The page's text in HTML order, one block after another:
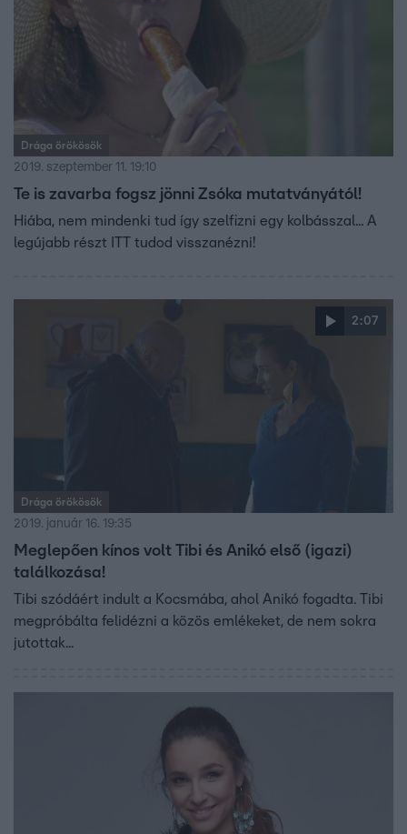
Drága örökösök
2019. szeptember 11. 19:10
Te is zavarba fogsz jönni Zsóka mutatványától!
Hiába, nem mindenki tud így szelfizni egy kolbásszal... A
legújabb részt ITT tudod visszanézni!
2:07
Drága örökösök
2019. január 16. 19:35
Meglepően kínos volt Tibi és Anikó első (igazi)
találkozása!
Tibi szódáért indult a Kocsmába, ahol Anikó fogadta. Tibi
megpróbálta felidézni a közös emlékeket, de nem sokra
jutottak...